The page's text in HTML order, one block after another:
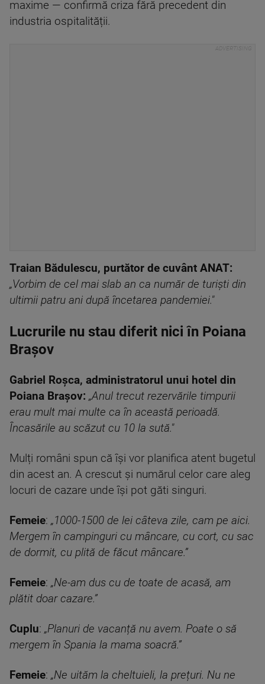
maxime — confirmă criza fără precedent din
industria ospitalității.
Traian Bădulescu, purtător de cuvânt ANAT:
„Vorbim de cel mai slab an ca număr de turiști din
ultimii patru ani după încetarea pandemiei."
Lucrurile nu stau diferit nici în Poiana
Brașov
Gabriel Roșca, administratorul unui hotel din
Poiana Brașov: „Anul trecut rezervările timpurii
erau mult mai multe ca în această perioadă.
Încasările au scăzut cu 10 la sută."
Mulți români spun că își vor planifica atent bugetul
din acest an. A crescut și numărul celor care aleg
locuri de cazare unde își pot găti singuri.
Femeie: „1000-1500 de lei câteva zile, cam pe aici.
Mergem în campinguri cu mâncare, cu cort, cu sac
de dormit, cu plită de făcut mâncare.”
Femeie: „Ne-am dus cu de toate de acasă, am
plătit doar cazare.”
Cuplu: „Planuri de vacanță nu avem. Poate o să
mergem în Spania la mama soacră.”
Femeie: „Ne uităm la cheltuieli, la prețuri. Nu ne